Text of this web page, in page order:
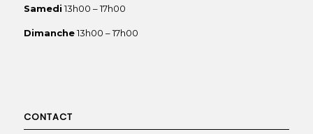
Samedi13h00 – 17h00
Dimanche13h00 – 17h00
CONTACT